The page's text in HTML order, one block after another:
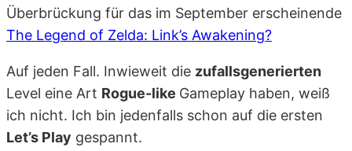
Überbrückung für das im September erscheinende
The Legend of Zelda: Link’s Awakening?
Auf jeden Fall. Inwieweit die zufallsgenerierten
Level eine Art Rogue-like Gameplay haben, weiß
ich nicht. Ich bin jedenfalls schon auf die ersten
Let’s Play gespannt.